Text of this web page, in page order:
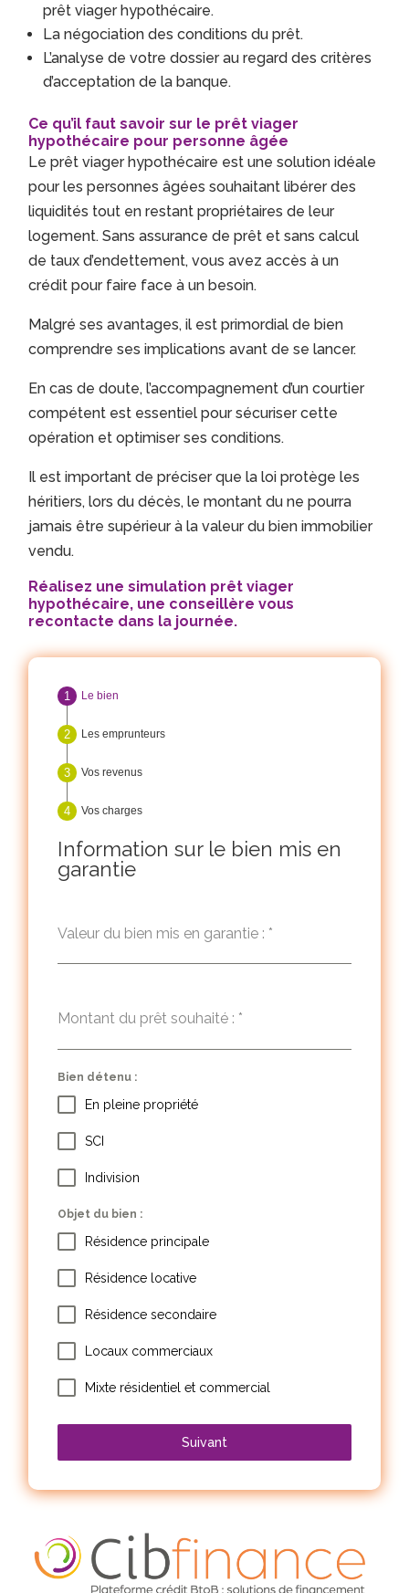
prêt viager hypothécaire.
La négociation des conditions du prêt.
L’analyse de votre dossier au regard des critères
d’acceptation de la banque.
Ce qu’il faut savoir sur le prêt viager
hypothécaire pour personne âgée
Le prêt viager hypothécaire est une solution idéale
pour les personnes âgées souhaitant libérer des
liquidités tout en restant propriétaires de leur
logement. Sans assurance de prêt et sans calcul
de taux d’endettement, vous avez accès à un
crédit pour faire face à un besoin.
Malgré ses avantages, il est primordial de bien
comprendre ses implications avant de se lancer.
En cas de doute, l’accompagnement d’un courtier
compétent est essentiel pour sécuriser cette
opération et optimiser ses conditions.
Il est important de préciser que la loi protège les
héritiers, lors du décès, le montant du ne pourra
jamais être supérieur à la valeur du bien immobilier
vendu.
Réalisez une simulation prêt viager
hypothécaire, une conseillère vous
recontacte dans la journée.
Le bien
Les emprunteurs
Vos revenus
Vos charges
Information sur le bien mis en
garantie
Valeur du bien mis en garantie : *
Montant du prêt souhaité : *
Bien détenu :
En pleine propriété
SCI
Indivision
Objet du bien :
Résidence principale
Résidence locative
Résidence secondaire
Locaux commerciaux
Mixte résidentiel et commercial
Suivant